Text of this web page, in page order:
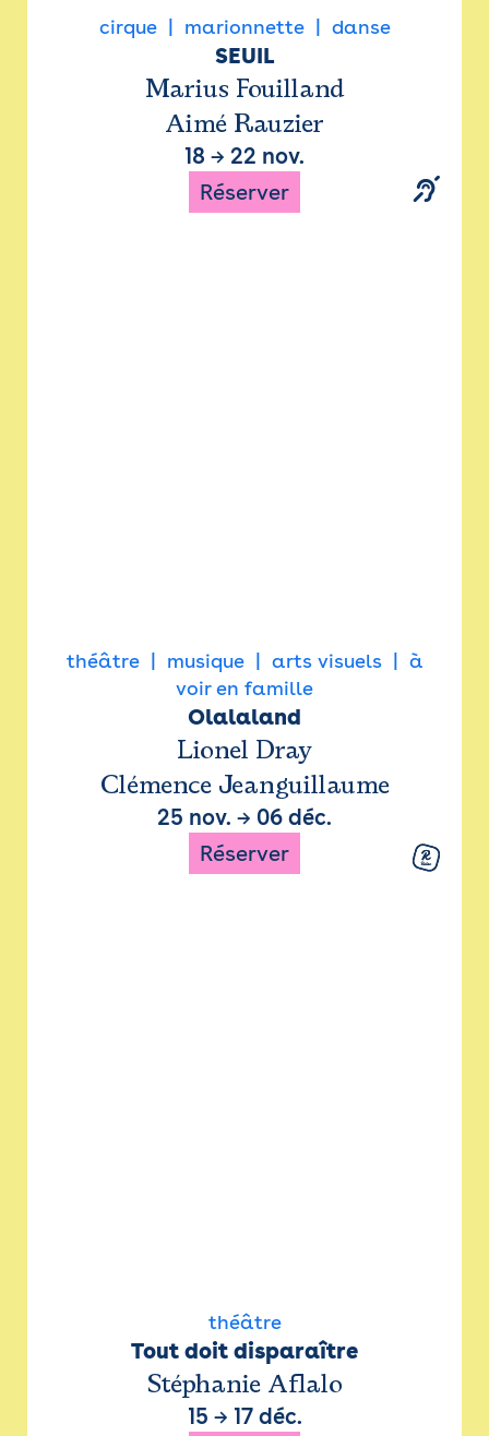
cirque marionnette danse
SEUIL
Marius Fouilland
Aimé Rauzier
18 → 22 nov.
Réserver
théâtre musique arts visuels
à
voir en famille
Olalaland
Lionel Dray
Clémence Jeanguillaume
25 nov. → 06 déc.
Réserver
théâtre
Tout doit disparaître
Stéphanie Aflalo
15 → 17 déc.